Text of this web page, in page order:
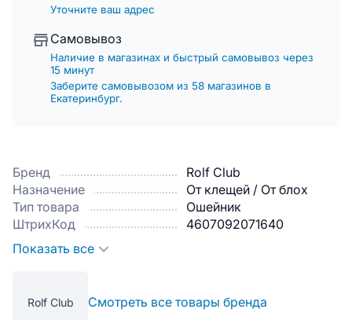
Бренд
Rolf Club
Назначение
От клещей / От блох
Тип товара
Ошейник
ШтрихКод
4607092071640
Показать все
Rolf Club Смотреть все товары бренда
Уточните ваш адрес
Самовывоз
Наличие в магазинах и быстрый самовывоз через
15 минут
Заберите самовывозом из 58 магазинов в
Екатеринбург.